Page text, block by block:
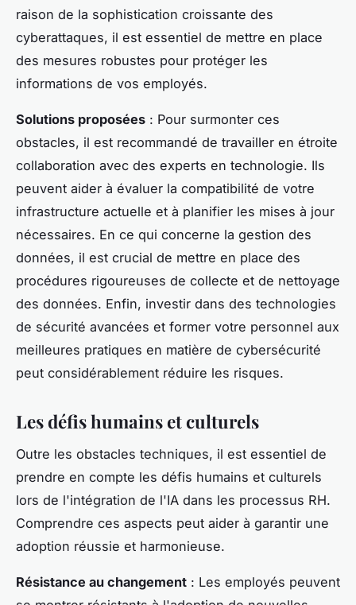
raison de la sophistication croissante des
cyberattaques, il est essentiel de mettre en place
des mesures robustes pour protéger les
informations de vos employés.
Solutions proposées : Pour surmonter ces
obstacles, il est recommandé de travailler en étroite
collaboration avec des experts en technologie. Ils
peuvent aider à évaluer la compatibilité de votre
infrastructure actuelle et à planifier les mises à jour
nécessaires. En ce qui concerne la gestion des
données, il est crucial de mettre en place des
procédures rigoureuses de collecte et de nettoyage
des données. Enfin, investir dans des technologies
de sécurité avancées et former votre personnel aux
meilleures pratiques en matière de cybersécurité
peut considérablement réduire les risques.
Les défis humains et culturels
Outre les obstacles techniques, il est essentiel de
prendre en compte les défis humains et culturels
lors de l'intégration de l'IA dans les processus RH.
Comprendre ces aspects peut aider à garantir une
adoption réussie et harmonieuse.
Résistance au changement : Les employés peuvent